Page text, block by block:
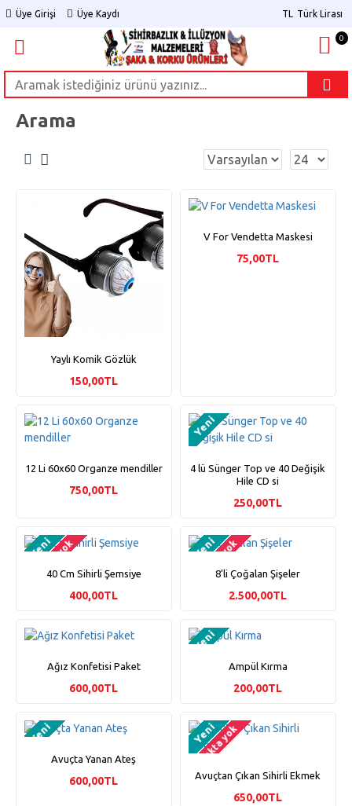
Üye Girişi Üye Kaydı TL Türk Lirası
0
Arama
Yaylı Komik Gözlük
150,00TL
V For Vendetta Maskesi
75,00TL
12 Li 60x60 Organze mendiller
750,00TL
Yeni
4 lü Sünger Top ve 40 Değişik
Hile CD si
250,00TL
Yeni
Stokta yok
40 Cm Sihirli Şemsiye
400,00TL
Yeni
Stokta yok8'li Çoğalan Şişeler
2.500,00TL
Ağız Konfetisi Paket
600,00TL
Yeni
Ampül Kırma
200,00TL
Yeni
Avuçta Yanan Ateş
600,00TL
Yeni
Stokta yok
Avuçtan Çıkan Sihirli Ekmek
650,00TL